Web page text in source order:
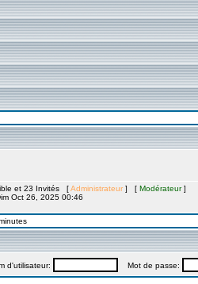
et 23 Invités [Administrateur ] [ Modérateur]
Oct 26, 2025 00:46
d'utilisateur: Mot de passe: